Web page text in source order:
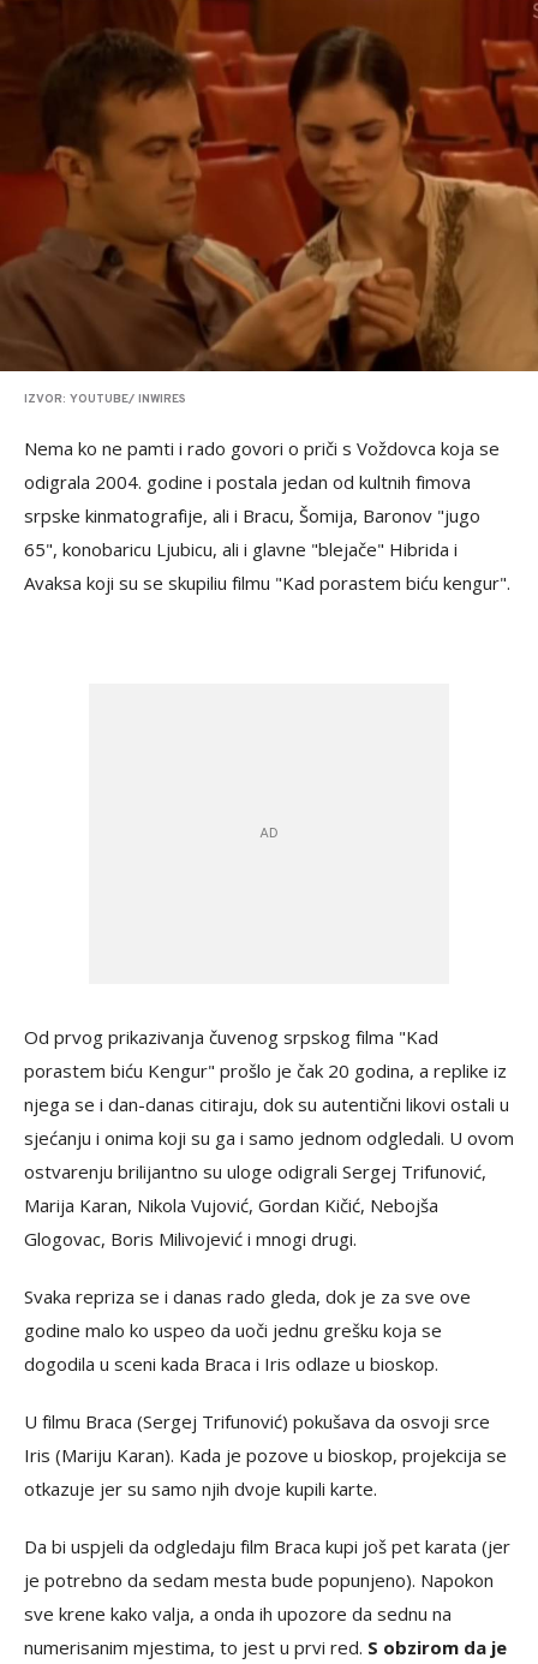
IZVOR: YOUTUBE/ INWIRES
Nema ko ne pamti i rado govori o priči s Voždovca koja se
odigrala 2004. godine i postala jedan od kultnih fimova
srpske kinmatografije, ali i Bracu, Šomija, Baronov "jugo
65", konobaricu Ljubicu, ali i glavne "blejače" Hibrida i
Avaksa koji su se skupiliu filmu "Kad porastem biću kengur".
Od prvog prikazivanja čuvenog srpskog filma "Kad
porastem biću Kengur" prošlo je čak 20 godina, a replike iz
njega se i dan-danas citiraju, dok su autentični likovi ostali u
sjećanju i onima koji su ga i samo jednom odgledali. U ovom
ostvarenju brilijantno su uloge odigrali Sergej Trifunović,
Marija Karan, Nikola Vujović, Gordan Kičić, Nebojša
Glogovac, Boris Milivojević i mnogi drugi.
Svaka repriza se i danas rado gleda, dok je za sve ove
godine malo ko uspeo da uoči jednu grešku koja se
dogodila u sceni kada Braca i Iris odlaze u bioskop.
U filmu Braca (Sergej Trifunović) pokušava da osvoji srce
Iris (Mariju Karan). Kada je pozove u bioskop, projekcija se
otkazuje jer su samo njih dvoje kupili karte.
Da bi uspjeli da odgledaju film Braca kupi još pet karata (jer
je potrebno da sedam mesta bude popunjeno). Napokon
sve krene kako valja, a onda ih upozore da sednu na
numerisanim mjestima, to jest u prvi red. S obzirom da je